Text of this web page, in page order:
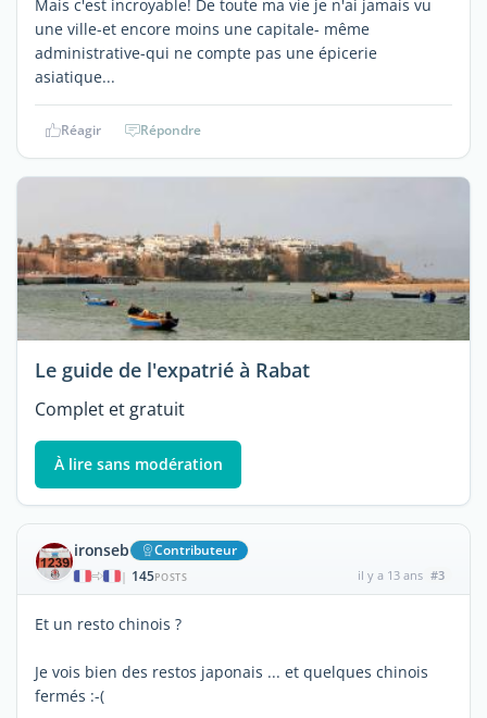
Mais c'est incroyable! De toute ma vie je n'ai jamais vu
une ville-et encore moins une capitale- même
administrative-qui ne compte pas une épicerie
asiatique...
Réagir Répondre
Le guide de l'expatrié à Rabat
Complet et gratuit
À lire sans modération
ironseb Contributeur
| 145POSTS il y a 13 ans #3
Et un resto chinois ?
Je vois bien des restos japonais ... et quelques chinois
fermés :-(